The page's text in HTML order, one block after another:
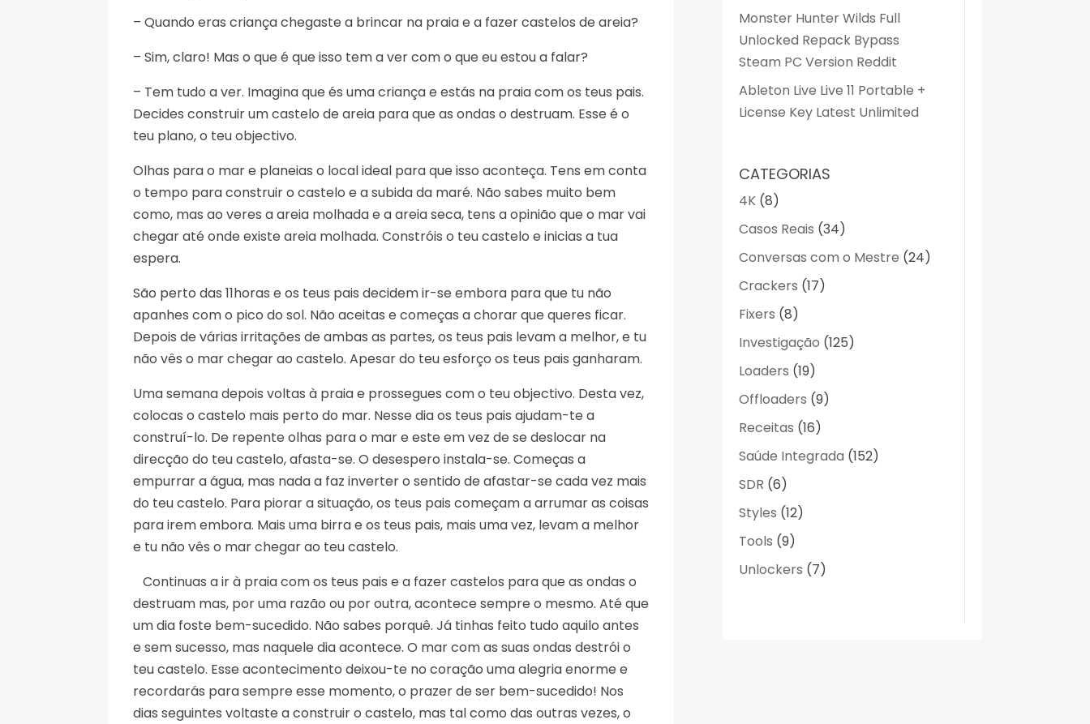
– Quando eras criança chegaste a brincar na praia e a fazer castelos de areia?
– Sim, claro! Mas o que é que isso tem a ver com o que eu estou a falar?
– Tem tudo a ver. Imagina que és uma criança e estás na praia com os teus pais.
Decides construir um castelo de areia para que as ondas o destruam. Esse é o
teu plano, o teu objectivo.
Olhas para o mar e planeias o local ideal para que isso aconteça. Tens em conta
o tempo para construir o castelo e a subida da maré. Não sabes muito bem
como, mas ao veres a areia molhada e a areia seca, tens a opinião que o mar vai
chegar até onde existe areia molhada. Constróis o teu castelo e inicias a tua
espera.
São perto das 11horas e os teus pais decidem ir-se embora para que tu não
apanhes com o pico do sol. Não aceitas e começas a chorar que queres ficar.
Depois de várias irritações de ambas as partes, os teus pais levam a melhor, e tu
não vês o mar chegar ao castelo. Apesar do teu esforço os teus pais ganharam.
Uma semana depois voltas à praia e prossegues com o teu objectivo. Desta vez,
colocas o castelo mais perto do mar. Nesse dia os teus pais ajudam-te a
construí-lo. De repente olhas para o mar e este em vez de se deslocar na
direcção do teu castelo, afasta-se. O desespero instala-se. Começas a
empurrar a água, mas nada a faz inverter o sentido de afastar-se cada vez mais
do teu castelo. Para piorar a situação, os teus pais começam a arrumar as coisas
para irem embora. Mais uma birra e os teus pais, mais uma vez, levam a melhor
e tu não vês o mar chegar ao teu castelo.
Continuas a ir à praia com os teus pais e a fazer castelos para que as ondas o
destruam mas, por uma razão ou por outra, acontece sempre o mesmo. Até que
um dia foste bem-sucedido. Não sabes porquê. Já tinhas feito tudo aquilo antes
e sem sucesso, mas naquele dia acontece. O mar com as suas ondas destrói o
teu castelo. Esse acontecimento deixou-te no coração uma alegria enorme e
recordarás para sempre esse momento, o prazer de ser bem-sucedido! Nos
dias seguintes voltaste a construir o castelo, mas tal como das outras vezes, o
Monster Hunter Wilds Full
Unlocked Repack Bypass
Steam PC Version Reddit
Ableton Live Live 11 Portable +
License Key Latest Unlimited
CATEGORIAS
4K(8)
Casos Reais (34)
Conversas com o Mestre (24)
Crackers (17)
Fixers (8)
Investigação (125)
Loaders (19)
Offloaders (9)
Receitas (16)
Saúde Integrada (152)
SDR (6)
Styles (12)
Tools (9)
Unlockers (7)